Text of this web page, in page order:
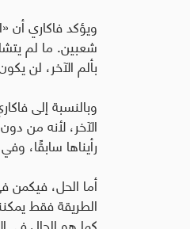
ويؤكد فاكاري
شعبين. ما لم
بألم الآخر، لن
وبالنسبة إلى
الآخر، لأنه من
رأيناها سابقًا،
أما الحل، فيكمن
الطريقة فقط
كما هو الحال في